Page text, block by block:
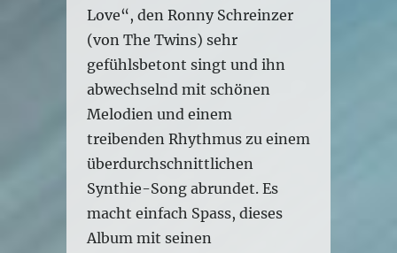
Love“, den Ronny Schreinzer
(von The Twins) sehr
gefühlsbetont singt und ihn
abwechselnd mit schönen
Melodien und einem
treibenden Rhythmus zu einem
überdurchschnittlichen
Synthie-Song abrundet. Es
macht einfach Spass, dieses
Album mit seinen